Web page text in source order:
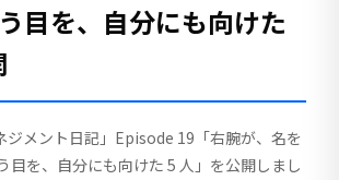
目を、自分にも向けた
メント日記」Episode 19「右腕が、名を
を、自分にも向けた 5 人」を公開しまし